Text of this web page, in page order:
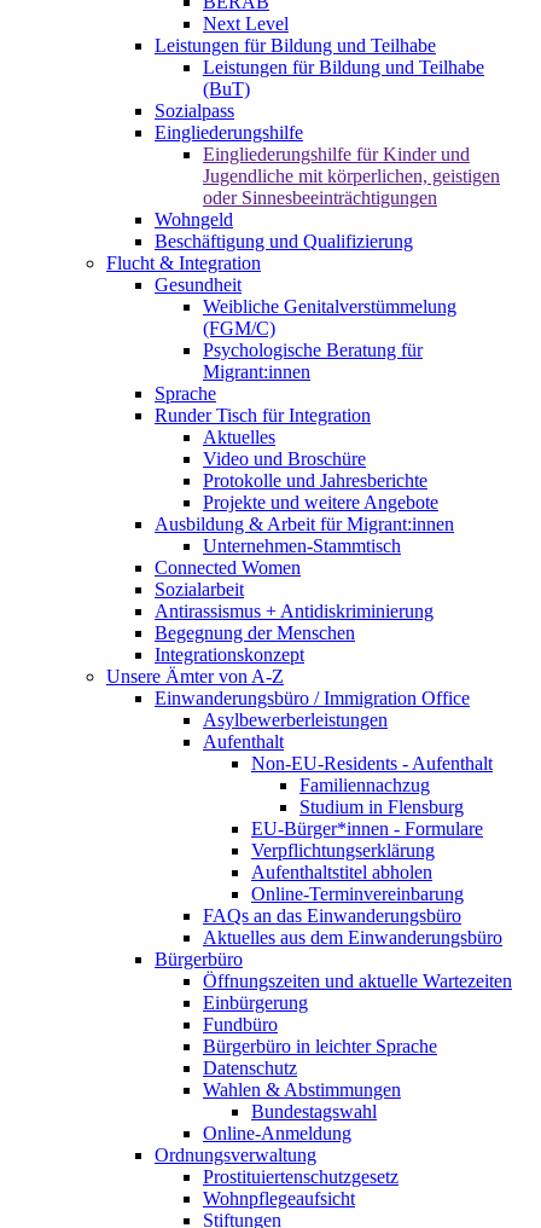
Next Level
Leistungen für Bildung und Teilhabe
Leistungen für Bildung und Teilhabe
(BuT)
Sozialpass
Eingliederungshilfe
Eingliederungshilfe für Kinder und
Jugendliche mit körperlichen, geistigen
oder Sinnesbeeinträchtigungen
Wohngeld
Beschäftigung und Qualifizierung
Flucht & Integration
Gesundheit
Weibliche Genitalverstümmelung
(FGM/C)
Psychologische Beratung für
Migrant:innen
Sprache
Runder Tisch für Integration
Aktuelles
Video und Broschüre
Protokolle und Jahresberichte
Projekte und weitere Angebote
Ausbildung & Arbeit für Migrant:innen
Unternehmen-Stammtisch
Connected Women
Sozialarbeit
Antirassismus + Antidiskriminierung
Begegnung der Menschen
Integrationskonzept
Unsere Ämter von A-Z
Einwanderungsbüro / Immigration Office
Asylbewerberleistungen
Aufenthalt
Non-EU-Residents - Aufenthalt
Familiennachzug
Studium in Flensburg
EU-Bürger*innen - Formulare
Verpflichtungserklärung
Aufenthaltstitel abholen
Online-Terminvereinbarung
FAQs an das Einwanderungsbüro
Aktuelles aus dem Einwanderungsbüro
Bürgerbüro
Öffnungszeiten und aktuelle Wartezeiten
Einbürgerung
Fundbüro
Bürgerbüro in leichter Sprache
Datenschutz
Wahlen & Abstimmungen
Bundestagswahl
Online-Anmeldung
Ordnungsverwaltung
Prostituiertenschutzgesetz
Wohnpflegeaufsicht
Stiftungen